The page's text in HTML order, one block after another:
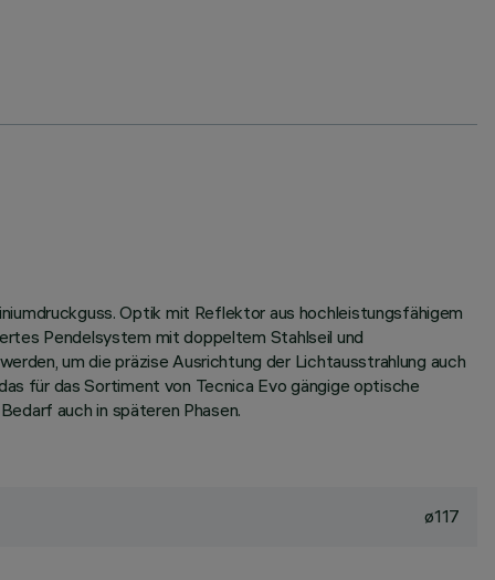
Optik mit Reflektor aus hochleistungsfähigem
Pendelsystem mit doppeltem Stahlseil und
um die präzise Ausrichtung der Lichtausstrahlung auch
für das Sortiment von Tecnica Evo gängige optische
auch in späteren Phasen.
ø117